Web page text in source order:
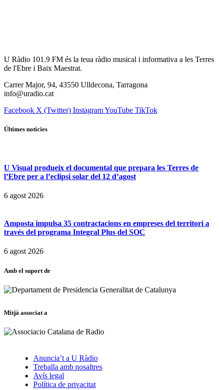
U Ràdio 101.9 FM és la teua ràdio musical i informativa a les Terres
de l'Ebre i Baix Maestrat.
Carrer Major, 94, 43550 Ulldecona, Tarragona
info@uradio.cat
Facebook X (Twitter) InstagramYouTube TikTok
Últimes notícies
U Visual produeix el documental que prepara les Terres de
l’Ebre per a l’eclipsi solar del 12 d’agost
6 agost 2026
Amposta impulsa 35 contractacions en empreses del territori a
través del programa Integral Plus del SOC
6 agost 2026
Amb el suport de
Mitjà associat a
Anuncia’t a U Ràdio
Treballa amb nosaltres
Avís legal
Política de privacitat